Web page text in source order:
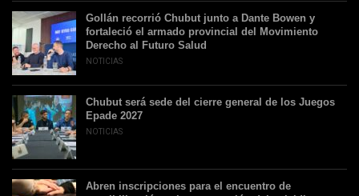
Gollán recorrió Chubut junto a Dante Bowen y
fortaleció el armado provincial del Movimiento
Derecho al Futuro Salud
NOTICIAS
Chubut será sede del cierre general de los Juegos
Epade 2027
NOTICIAS
Abren inscripciones para el encuentro de